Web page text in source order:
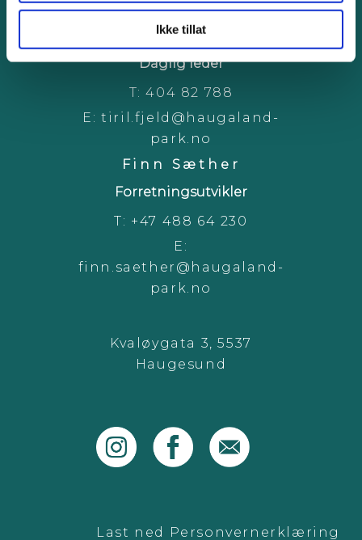
Ikke tillat
Tiril Fjeld
Daglig leder
T:404 82 788
E:tiril.fjeld@haugaland-
park.no
Finn Sæther
Forretningsutvikler
T: +47 488 64 230
E:
finn.saether@haugaland-
park.no
Kvaløygata 3, 5537
Haugesund
instagramfacebook
email
Last ned Personvernerklæring